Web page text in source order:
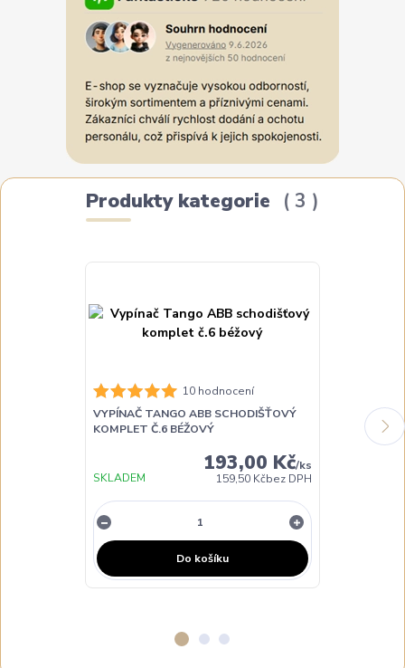
Produkty kategorie 3
10 hodnocení
VYPÍNAČ TANGO ABB SCHODIŠŤOVÝ
KOMPLET Č.6 BÉŽOVÝ
193,00 Kč/ks
159,50 Kčbez DPH
SKLADEM
Do košíku
VYPÍNAČ
KOMPLET